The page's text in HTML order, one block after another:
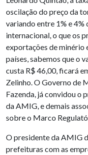
oscilação do preço da
variando entre 1% e
internacional, o que os
exportações de minério
países, sabemos que o
custa R$ 46,00, ficará
Zelinho. O Governo de
Fazenda, já convidou o
da AMIG, e demais
sobre o Marco
O presidente da AMIG
prefeituras com as